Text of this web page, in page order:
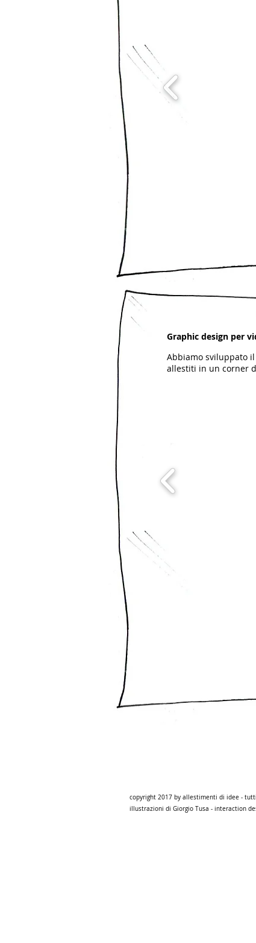
Graphic design per
Abbiamo sviluppato
allestiti in un corner
copyright 2017 by allestimenti di idee -
illustrazioni di Giorgio Tusa - interaction